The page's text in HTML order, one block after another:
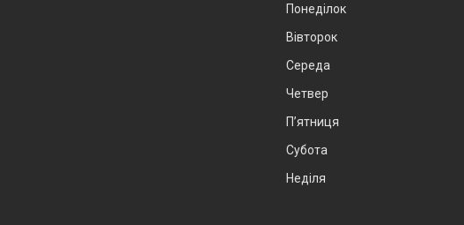
Понеділок
Вівторок
Середа
Четвер
Пʼятниця
Субота
Неділя